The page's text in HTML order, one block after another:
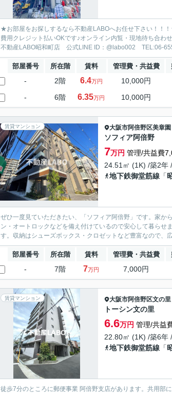
★お部屋をお探しするなら不動産LABOへお任せ下さい！！
費用クレジット払いOKです♪オンライン内覧・現地待ち合
不動産LABO昭和町店 公式LINE ID：@labo002 TEL:06-
部屋番号 所在階 賃料 管理費・共益費
- 2階 6.4万円 10,000円
- 6階 6.35万円 10,000円
賃貸マンション 大阪市阿倍野区美章園
ソフィア阿倍野
7万円 管理/共益費
24.51㎡ (1K) /築2年
地下鉄御堂筋線 「
ぜひ一度見ていただきたい、「ソフィア阿倍野」です。家か
ン・オートロックなどを備え付けているので安心して暮らせ
す。収納はシューズボックス・クロゼットなど豊富なので、
部屋番号 所在階 賃料 管理費・共益費
- 7階 7万円 7,000円
賃貸マンション 大阪市阿倍野区文の里
トーシン文の里
6.6万円 管理/共益
22.80㎡ (1K) /築6年
地下鉄御堂筋線 「
徒歩7分のところに郵便事業 阿倍野支店があります。共用部